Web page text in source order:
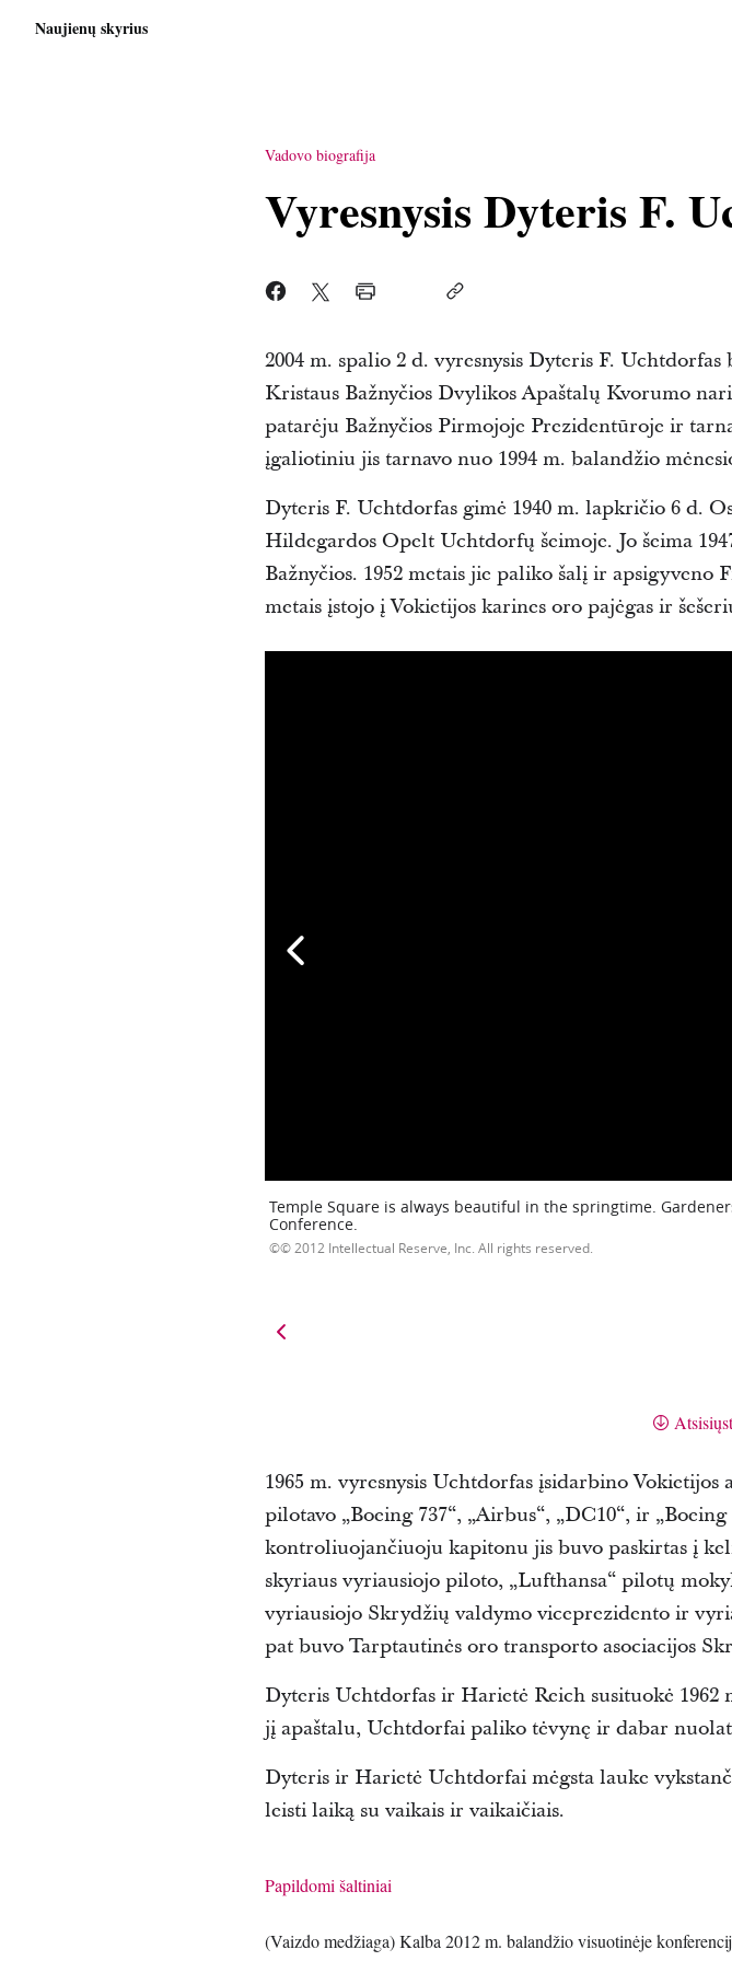
Naujienų skyrius
Vadovo biografija
Vyresnysis Dyteris F.
2004 m. spalio 2 d. vyresnysis Dyteris F.
Kristaus Bažnyčios Dvylikos Apaštalų Kvorumo
patarėju Bažnyčios Pirmojoje Prezidentūroje ir
įgaliotiniu jis tarnavo nuo 1994 m. balandžio
Dyteris F. Uchtdorfas gimė 1940 m. lapkričio 6 d.
Hildegardos Opelt Uchtdorfų šeimoje. Jo šeima
Bažnyčios. 1952 metais jie paliko šalį ir
metais įstojo į Vokietijos karines oro pajėgas ir
Temple Square is always beautiful in the springtime.
Conference.
© 2012 Intellectual Reserve, Inc. All rights reserved.
1965 m. vyresnysis Uchtdorfas įsidarbino
pilotavo „Boeing 737“, „Airbus“, „DC10“, ir
kontroliuojančiuoju kapitonu jis buvo paskirtas į
skyriaus vyriausiojo piloto, „Lufthansa“ pilotų
vyriausiojo Skrydžių valdymo viceprezidento ir
pat buvo Tarptautinės oro transporto asociacijos
Dyteris Uchtdorfas ir Harietė Reich susituokė 1962
jį apaštalu, Uchtdorfai paliko tėvynę ir dabar nuolat
Dyteris ir Harietė Uchtdorfai mėgsta lauke
leisti laiką su vaikais ir vaikaičiais.
Papildomi šaltiniai
(Vaizdo medžiaga) Kalba 2012 m. balandžio visuotinėje